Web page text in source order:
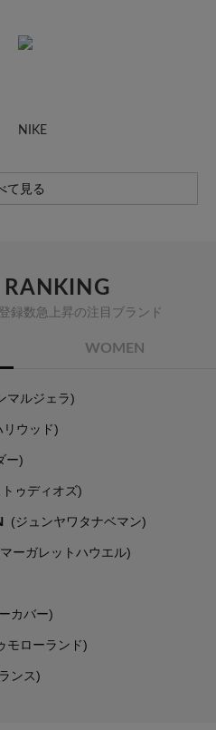
NIKE
て見る
RANKING
録数急上昇の注目ブランド
WOMEN
マルジェラ)
リウッド)
ー)
ゥディオズ)
(ジュンヤワタナベマン)
ーガレットハウエル)
カバー)
モローランド)
ンス)